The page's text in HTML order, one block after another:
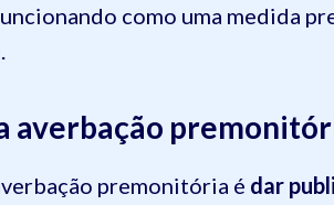
como uma medida
averbação
premonitória é dar